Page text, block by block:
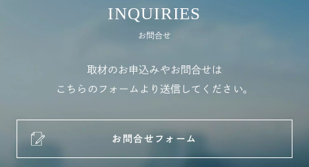
INQUIRIES
お問合せ
取材のお申込みやお問合せは
こちらのフォームより送信してください。
お問合せフォーム